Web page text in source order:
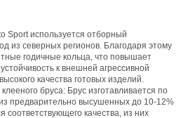
Sport используется отборный
из северных регионов. Благодаря этому
годичные кольца, что повышает
к внешней агрессивной
качества готовых изделий.
бруса: Брус изготавливается по
предварительно высушенных до 10-12%
соответствующего качества, из них